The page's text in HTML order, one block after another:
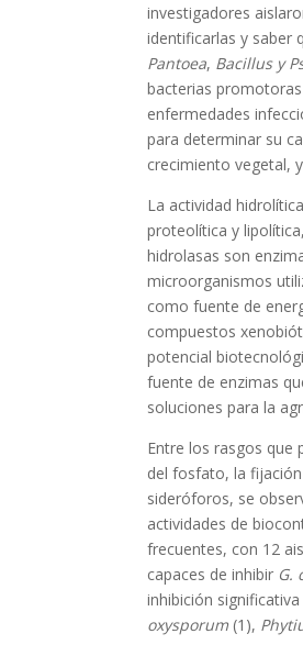
investigadores
identificarlas y saber
Pantoea, Bacillus y
bacterias
enfermedades
para determinar su
crecimiento vegetal,
La actividad
proteolítica y
hidrolasas son
microorganismos
como fuente de
compuestos
potencial
fuente de enzimas
soluciones para la
Entre los rasgos que
del fosfato, la
sideróforos, se
actividades de
frecuentes, con 12
capaces de inhibir G.
inhibición
oxysporum (1),